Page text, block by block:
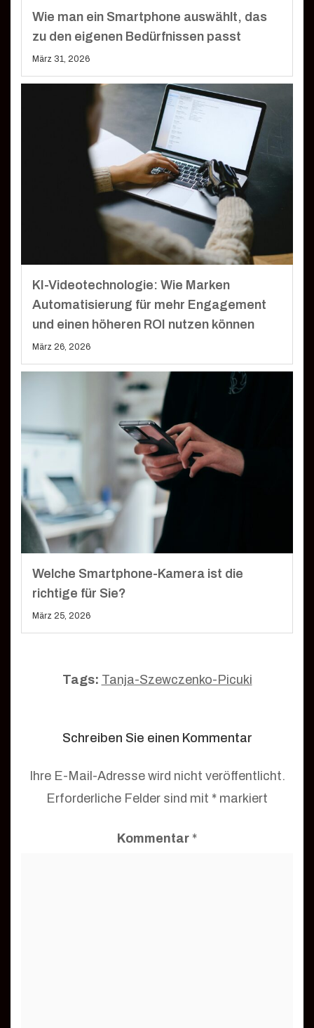
Wie man ein Smartphone auswählt, das
zu den eigenen Bedürfnissen passt
März 31, 2026
KI-Videotechnologie: Wie Marken
Automatisierung für mehr Engagement
und einen höheren ROI nutzen können
März 26, 2026
Welche Smartphone-Kamera ist die
richtige für Sie?
März 25, 2026
Tags: Tanja-Szewczenko-Picuki
Schreiben Sie einen Kommentar
Ihre E-Mail-Adresse wird nicht veröffentlicht.
Erforderliche Felder sind mit * markiert
Kommentar *